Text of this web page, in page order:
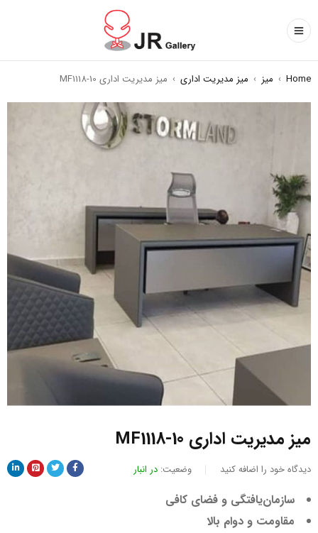
Home
› میز › میز مدیریت اداری › میز مدیریت اداری MF1118-10
میز مدیریت اداری MF1118-10
دیدگاه خود را اضافه کنید وضعیت: در انبار
سازمان‌یافتگی و فضای کافی
مقاومت و دوام بالا